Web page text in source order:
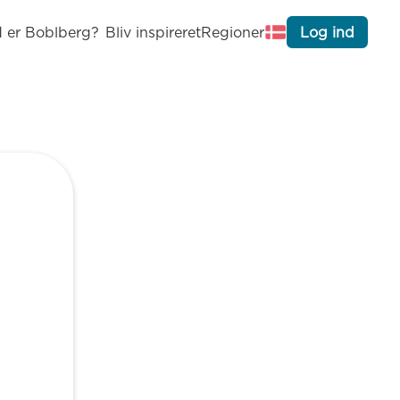
er Boblberg? Bliv inspireretRegioner Log ind